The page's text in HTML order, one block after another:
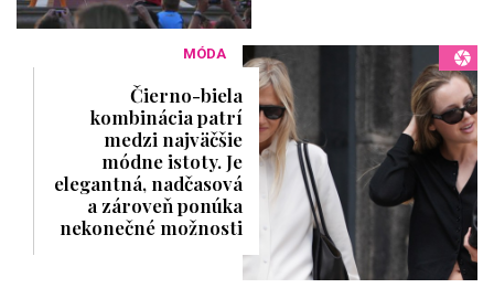
MÓDA
Čierno-biela
kombinácia patrí
medzi najväčšie
módne istoty. Je
elegantná, nadčasová
a zároveň ponúka
nekonečné možnosti